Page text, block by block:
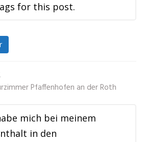
for this post.
Pfaffenhofen an der Roth
mich bei meinem
in den